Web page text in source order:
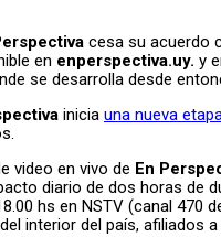
cesa su acuerdo
en enperspectiva.uy. y
se desarrolla desde
inicia una nueva
video en vivo de En
diario de dos horas de
hs en NSTV (canal 470
interior del país, afiliados